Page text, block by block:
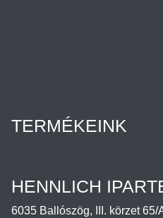
TERMÉKEINK
HENNLICH
6035 Ballószög, III. körzet 65/